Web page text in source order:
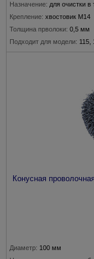
Назначение: для очистки
Крепление: хвостовик М14
Толщина прволоки: 0,5 мм
Подходит для модели: 115,
Конусная
Диаметр: 100 мм